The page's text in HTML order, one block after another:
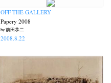
OFF THE GALLERY
Papery 2008
by 前田恭二
2008.8.22